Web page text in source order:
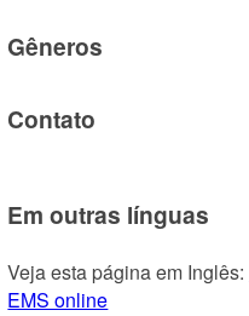
Gêneros
Contato
Em outras línguas
Veja esta página em Inglês:
EMS online